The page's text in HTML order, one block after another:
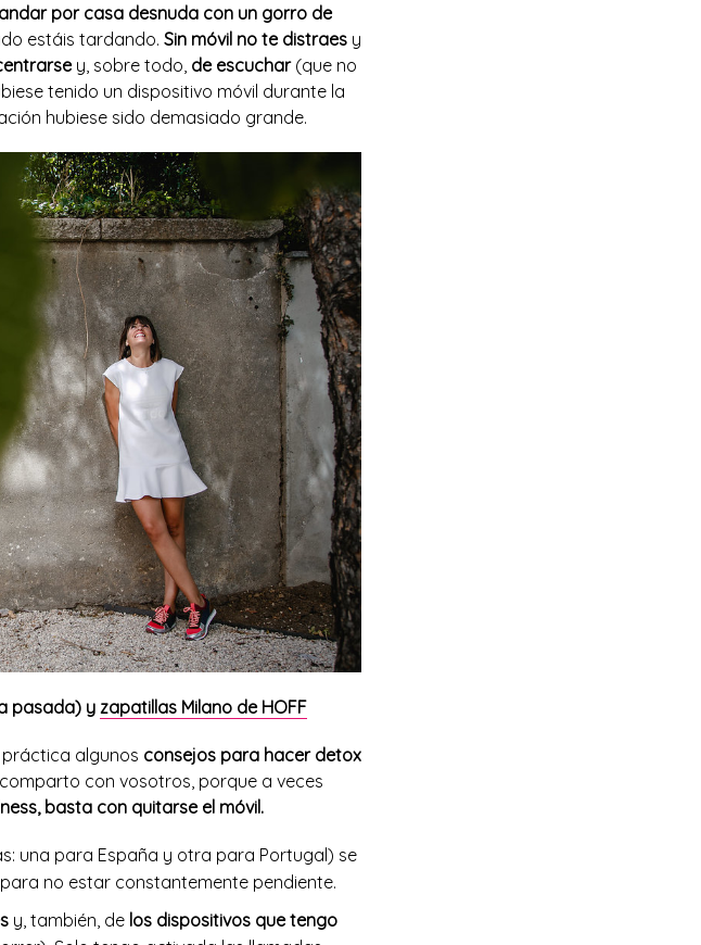
andar por casa desnuda con un gorro de
estáis tardando. Sin móvil no te distraes y
y, sobre todo, de escuchar(que no
tenido un dispositivo móvil durante la
hubiese sido demasiado grande.
pasada) y zapatillas Milano de HOFF
práctica algunos consejos para hacer detox
con vosotros, porque a veces
basta con quitarse el móvil.
una para España y otra para Portugal) se
, para no estar constantemente pendiente.
y, también, de los dispositivos que tengo